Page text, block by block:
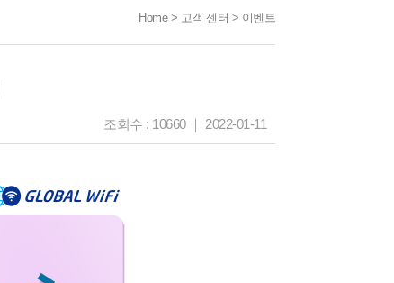
Home > 고객 센터 > 이벤트
조회수 : 10660 ｜ 2022-01-11